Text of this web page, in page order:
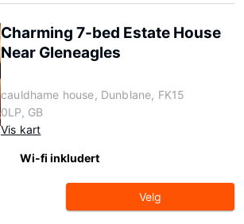
Charming 7-bed Estate House
Near Gleneagles
cauldhame house, Dunblane, FK15
0LP, GB
Vis kart
Wi-fi inkludert
Velg